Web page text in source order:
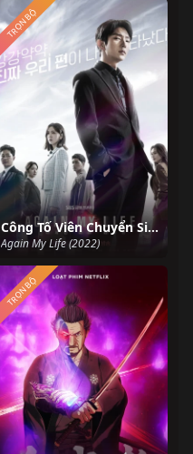
Công Tố Viên Chuyển Sinh
Again My Life (2022)
TRỌN BỘ
TRỌN BỘ